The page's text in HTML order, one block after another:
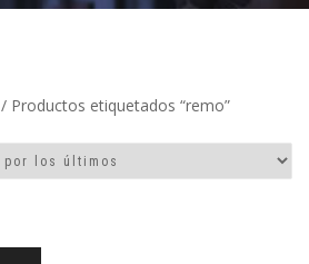
/ Productos etiquetados “remo”